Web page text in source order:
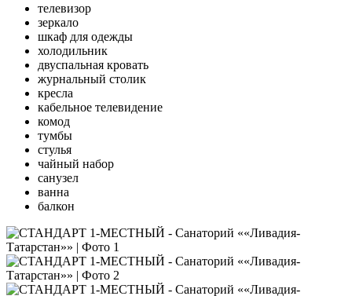
телевизор
зеркало
шкаф для одежды
холодильник
двуспальная кровать
журнальный столик
кресла
кабельное телевидение
комод
тумбы
стулья
чайный набор
санузел
ванна
балкон